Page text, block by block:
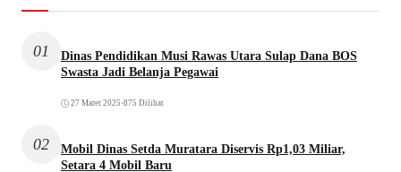
01
Dinas Pendidikan Musi Rawas Utara Sulap Dana BOS
Swasta Jadi Belanja Pegawai
27 Maret 2025 •875 Dilihat
02
Mobil Dinas Setda Muratara Diservis Rp1,03 Miliar,
Setara 4 Mobil Baru